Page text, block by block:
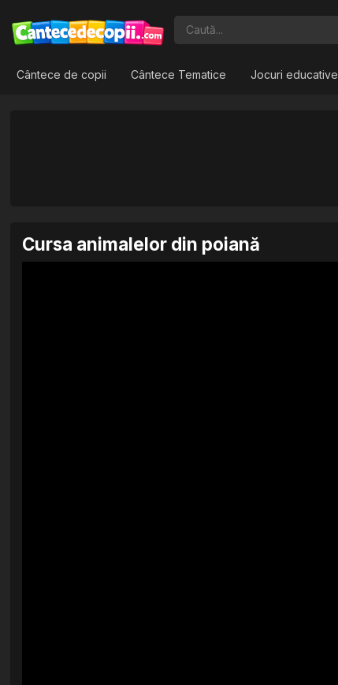
Cântece de copii Cântece Tematice Jocuri educative
Cursa animalelor din poiană